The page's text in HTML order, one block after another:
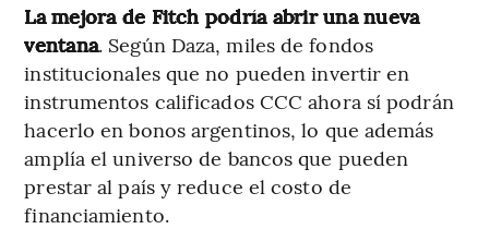
La mejora de Fitch podría abrir una nueva
ventana. Según Daza, miles de fondos
institucionales que no pueden invertir en
instrumentos calificados CCC ahora sí podrán
hacerlo en bonos argentinos, lo que además
amplía el universo de bancos que pueden
prestar al país y reduce el costo de
financiamiento.